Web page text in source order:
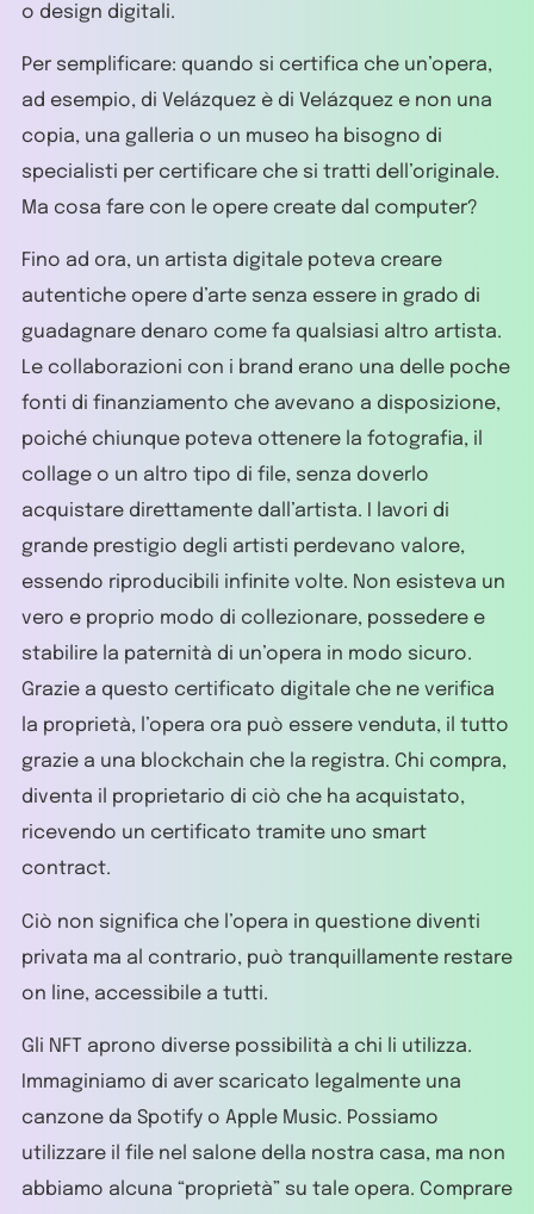
o design digitali.
Per semplificare: quando si certifica che un’opera,
ad esempio, di Velázquez è di Velázquez e non una
copia, una galleria o un museo ha bisogno di
specialisti per certificare che si tratti dell’originale.
Ma cosa fare con le opere create dal computer?
Fino ad ora, un artista digitale poteva creare
autentiche opere d’arte senza essere in grado di
guadagnare denaro come fa qualsiasi altro artista.
Le collaborazioni con i brand erano una delle poche
fonti di finanziamento che avevano a disposizione,
poiché chiunque poteva ottenere la fotografia, il
collage o un altro tipo di file, senza doverlo
acquistare direttamente dall’artista. I lavori di
grande prestigio degli artisti perdevano valore,
essendo riproducibili infinite volte. Non esisteva un
vero e proprio modo di collezionare, possedere e
stabilire la paternità di un’opera in modo sicuro.
Grazie a questo certificato digitale che ne verifica
la proprietà, l’opera ora può essere venduta, il tutto
grazie a una blockchain che la registra. Chi compra,
diventa il proprietario di ciò che ha acquistato,
ricevendo un certificato tramite uno smart
contract.
Ciò non significa che l’opera in questione diventi
privata ma al contrario, può tranquillamente restare
on line, accessibile a tutti.
Gli NFT aprono diverse possibilità a chi li utilizza.
Immaginiamo di aver scaricato legalmente una
canzone da Spotify o Apple Music. Possiamo
utilizzare il file nel salone della nostra casa, ma non
abbiamo alcuna “proprietà” su tale opera. Comprare